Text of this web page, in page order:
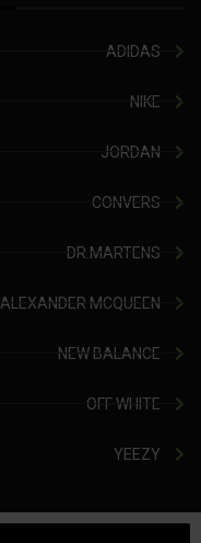
ADIDAS
NIKE
JORDAN
CONVERS
DR.MARTENS
ALEXANDER MCQUEEN
NEW BALANCE
OFF WHITE
YEEZY